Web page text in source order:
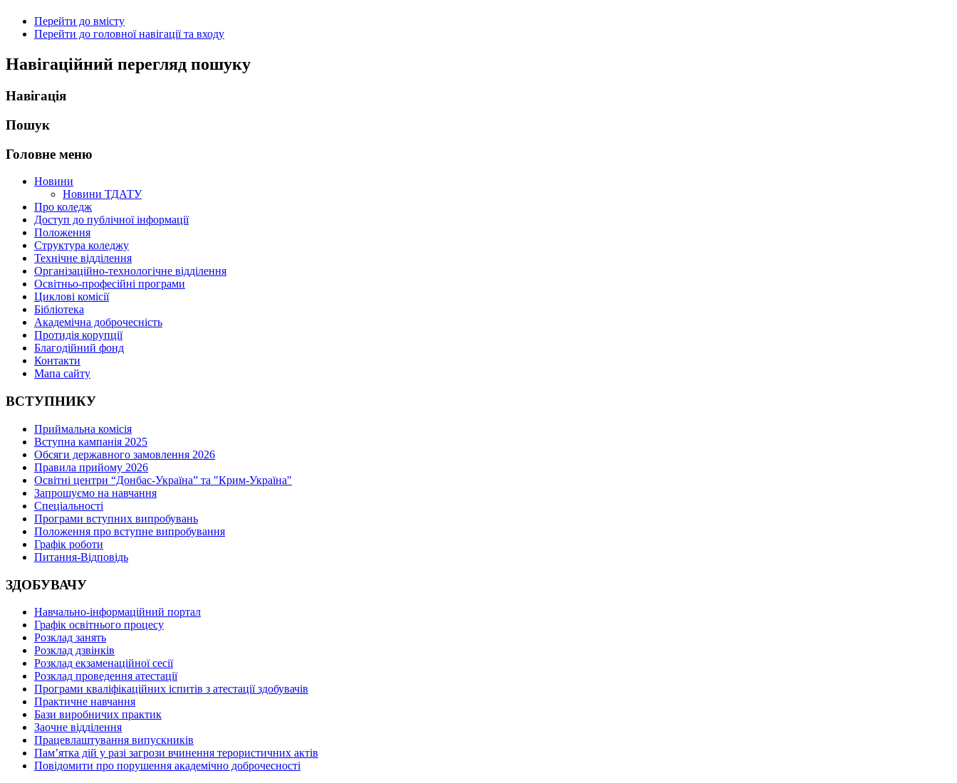
Перейти до вмісту
Перейти до головної навігації та входу
Навігаційний перегляд пошуку
Навігація
Пошук
Головне меню
Новини
Новини ТДАТУ
Про коледж
Доступ до публічної інформації
Положення
Структура коледжу
Технічне відділення
Організаційно-технологічне відділення
Освітньо-професійні програми
Циклові комісії
Бібліотека
Академічна доброчесність
Протидія корупції
Благодійний фонд
Контакти
Мапа сайту
ВСТУПНИКУ
Приймальна комісія
Вступна кампанія 2025
Обсяги державного замовлення 2026
Правила прийому 2026
Освітні центри “Донбас-Україна” та "Крим-Україна"
Запрошуємо на навчання
Спеціальності
Програми вступних випробувань
Положення про вступне випробування
Графік роботи
Питання-Відповідь
ЗДОБУВАЧУ
Навчально-інформаційний портал
Графік освітнього процесу
Розклад занять
Розклад дзвінків
Розклад екзаменаційної сесії
Розклад проведення атестації
Програми кваліфікаційних іспитів з атестації здобувачів
Практичне навчання
Бази виробничих практик
Заочне відділення
Працевлаштування випускників
Пам’ятка дій у разі загрози вчинення терористичних актів
Повідомити про порушення академічно доброчесності